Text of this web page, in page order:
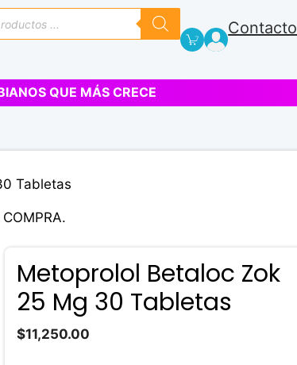
Contacto
QUE MÁS CRECE
Tabletas
Metoprolol Betaloc Zok
25 Mg 30 Tabletas
$11,250.00